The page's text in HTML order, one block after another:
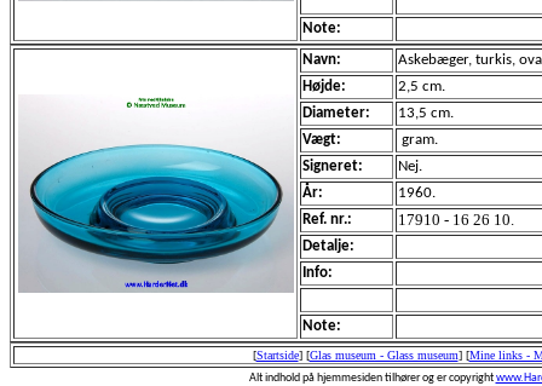
Note:
Navn:
Askebæger, turkis,
Højde:
2,5 cm.
Diameter:
13,5 cm.
Vægt:
gram.
Signeret:
Nej.
År:
1960.
Ref. nr.:
17910 - 16 26 10.
Detalje:
Info:
Note:
[Startside] [Glas museum - Glass museum] [Mine links -
Alt indhold på hjemmesiden tilhører og er copyright